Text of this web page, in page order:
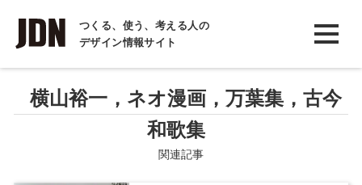
つくる、使う、考える人の
デザイン情報サイト
INTERVIEW
インタビュー
REPORT
レポート
横山裕一，ネオ漫画，万葉集，古今
和歌集
関連記事